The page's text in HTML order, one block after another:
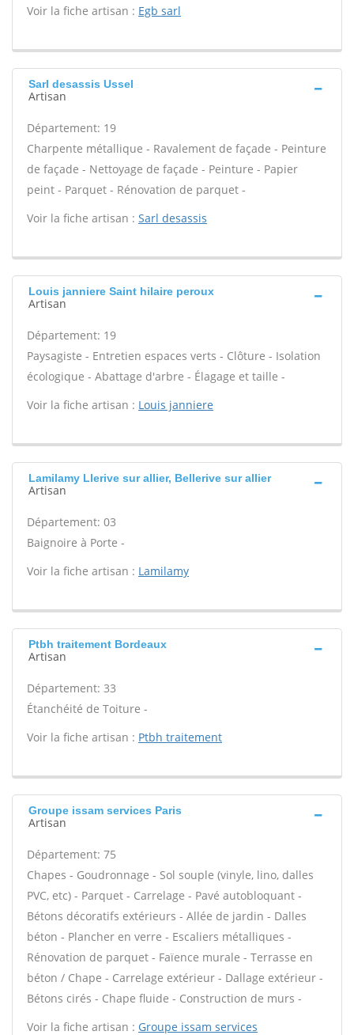
Voir la fiche artisan : Egb sarl
Sarl desassis Ussel
Artisan
Département: 19
Charpente métallique - Ravalement de façade - Peinture
de façade - Nettoyage de façade - Peinture - Papier
peint - Parquet - Rénovation de parquet -
Voir la fiche artisan : Sarl desassis
Louis janniere Saint hilaire peroux
Artisan
Département: 19
Paysagiste - Entretien espaces verts - Clôture - Isolation
écologique - Abattage d'arbre - Élagage et taille -
Voir la fiche artisan : Louis janniere
Lamilamy Llerive sur allier, Bellerive sur allier
Artisan
Département: 03
Baignoire à Porte -
Voir la fiche artisan : Lamilamy
Ptbh traitement Bordeaux
Artisan
Département: 33
Étanchéité de Toiture -
Voir la fiche artisan : Ptbh traitement
Groupe issam services Paris
Artisan
Département: 75
Chapes - Goudronnage - Sol souple (vinyle, lino, dalles
PVC, etc) - Parquet - Carrelage - Pavé autobloquant -
Bétons décoratifs extérieurs - Allée de jardin - Dalles
béton - Plancher en verre - Escaliers métalliques -
Rénovation de parquet - Faïence murale - Terrasse en
béton / Chape - Carrelage extérieur - Dallage extérieur -
Bétons cirés - Chape fluide - Construction de murs -
Voir la fiche artisan : Groupe issam services